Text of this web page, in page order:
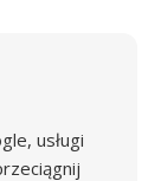
usługi